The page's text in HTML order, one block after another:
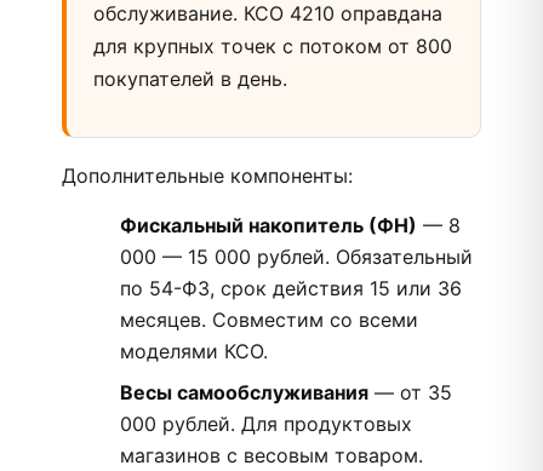
обслуживание. КСО 4210 оправдана
для крупных точек с потоком от 800
покупателей в день.
Дополнительные компоненты:
Фискальный накопитель (ФН) — 8
000 — 15 000 рублей. Обязательный
по 54-ФЗ, срок действия 15 или 36
месяцев. Совместим со всеми
моделями КСО.
Весы самообслуживания — от 35
000 рублей. Для продуктовых
магазинов с весовым товаром.